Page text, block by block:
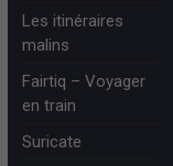
Les itinéraires
malins
Fairtiq – Voyager
en train
Suricate